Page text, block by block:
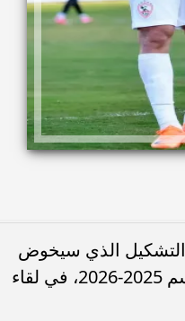
التشكيل الذي سيخوض
به مواجهة أوتوهو، ضمن إياب ربع نهائي كأس الكونفدرالية الإفريقية لموسم 2025-2026، في لقاء